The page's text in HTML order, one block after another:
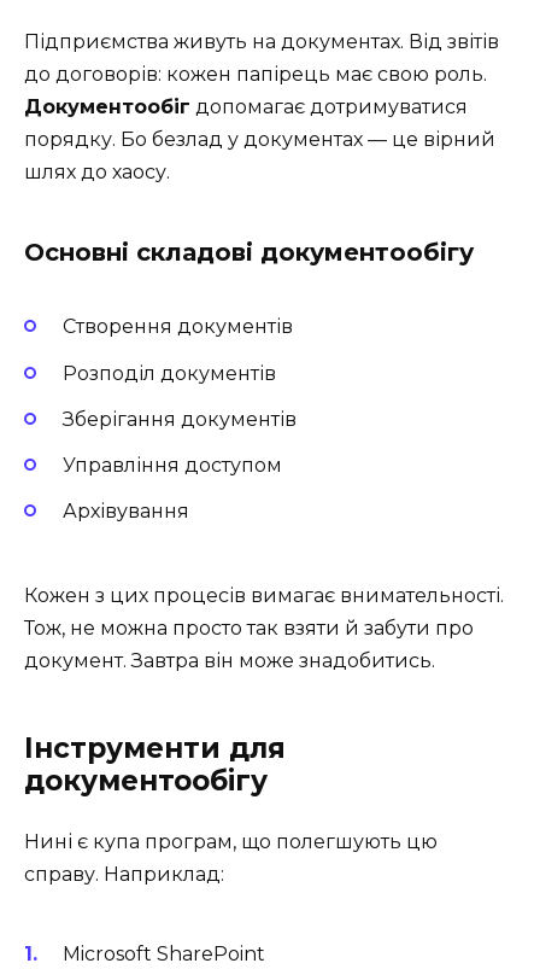
Підприємства живуть на документах. Від звітів
до договорів: кожен папірець має свою роль.
Документообіг допомагає дотримуватися
порядку. Бо безлад у документах — це вірний
шлях до хаосу.
Основні складові документообігу
Створення документів
Розподіл документів
Зберігання документів
Управління доступом
Архівування
Кожен з цих процесів вимагає внимательності.
Тож, не можна просто так взяти й забути про
документ. Завтра він може знадобитись.
Інструменти для
документообігу
Нині є купа програм, що полегшують цю
справу. Наприклад:
Microsoft SharePoint